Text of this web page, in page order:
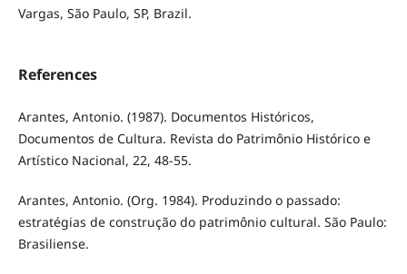
Vargas, São Paulo, SP, Brazil.
References
Arantes, Antonio. (1987). Documentos Históricos,
Documentos de Cultura. Revista do Patrimônio Histórico e
Artístico Nacional, 22, 48-55.
Arantes, Antonio. (Org. 1984). Produzindo o passado:
estratégias de construção do patrimônio cultural. São Paulo:
Brasiliense.